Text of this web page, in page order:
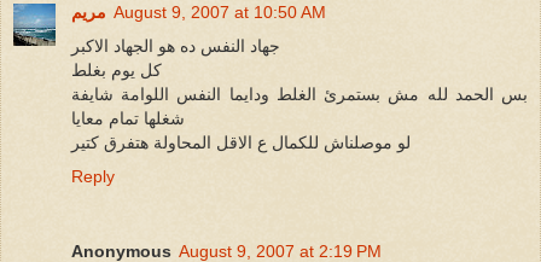
مريم August 9, 2007 at 10:50 AM
جهاد النفس ده هو الجهاد الاكبر
كل يوم بغلط
بس الحمد لله مش بستمرئ الغلط ودايما النفس اللوامة شايفة
شغلها تمام معايا
لو موصلناش للكمال ع الاقل المحاولة هتفرق كتير
Reply
Anonymous August 9, 2007 at 2:19 PM